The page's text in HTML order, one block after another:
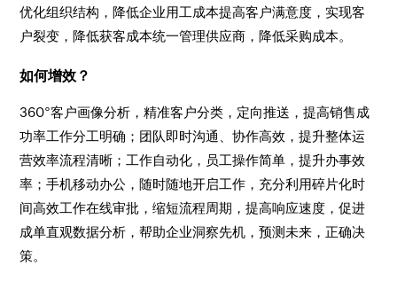
优化组织结构，降低企业用工成本提高客户满意度，实现客
户裂变，降低获客成本统一管理供应商，降低采购成本。
如何增效？
360°客户画像分析，精准客户分类，定向推送，提高销售成
功率工作分工明确；团队即时沟通、协作高效，提升整体运
营效率流程清晰；工作自动化，员工操作简单，提升办事效
率；手机移动办公，随时随地开启工作，充分利用碎片化时
间高效工作在线审批，缩短流程周期，提高响应速度，促进
成单直观数据分析，帮助企业洞察先机，预测未来，正确决
策。